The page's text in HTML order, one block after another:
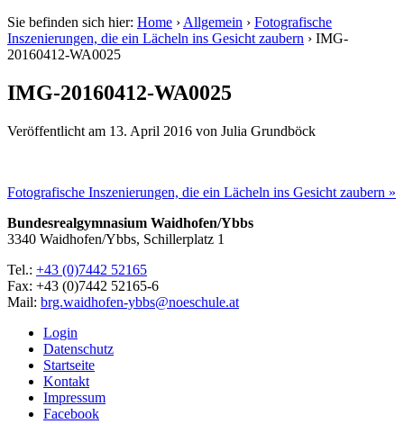
Sie befinden sich hier: Home › Allgemein › Fotografische
Inszenierungen, die ein Lächeln ins Gesicht zaubern › IMG-
20160412-WA0025
IMG-20160412-WA0025
Veröffentlicht am 13. April 2016 von Julia Grundböck
Fotografische Inszenierungen, die ein Lächeln ins Gesicht zaubern »
Bundesrealgymnasium Waidhofen/Ybbs
3340 Waidhofen/Ybbs, Schillerplatz 1
Tel.: +43 (0)7442 52165
Fax: +43 (0)7442 52165-6
Mail: brg.waidhofen-ybbs@noeschule.at
Login
Datenschutz
Startseite
Kontakt
Impressum
Facebook